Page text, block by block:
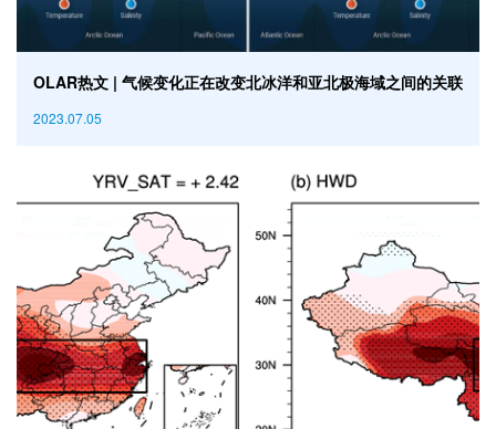
OLAR热文 | 气候变化正在改变北冰洋和亚北极海域之间的关联
2023.07.05